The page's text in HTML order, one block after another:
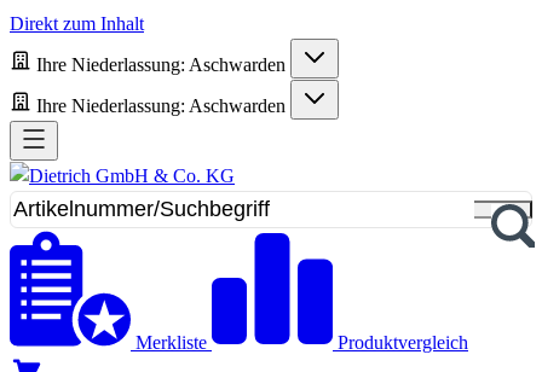
Direkt zum Inhalt
Ihre Niederlassung: Aschwarden
Ihre Niederlassung: Aschwarden
Merkliste Produktvergleich